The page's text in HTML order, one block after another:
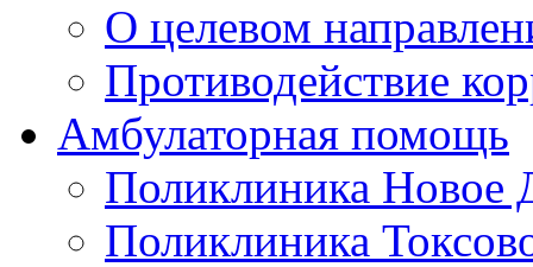
О целевом
Противодействие
Амбулаторная помощь
Поликлиника Новое
Поликлиника